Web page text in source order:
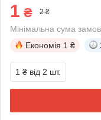
1 ₴ 2 ₴
Мінімальна сума
Економія 1 ₴
1 ₴ від 2 шт.